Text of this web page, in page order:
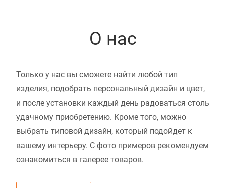
О нас
Только у нас вы сможете найти любой тип
изделия, подобрать персональный дизайн и цвет,
и после установки каждый день радоваться столь
удачному приобретению. Кроме того, можно
выбрать типовой дизайн, который подойдет к
вашему интерьеру. С фото примеров рекомендуем
ознакомиться в галерее товаров.